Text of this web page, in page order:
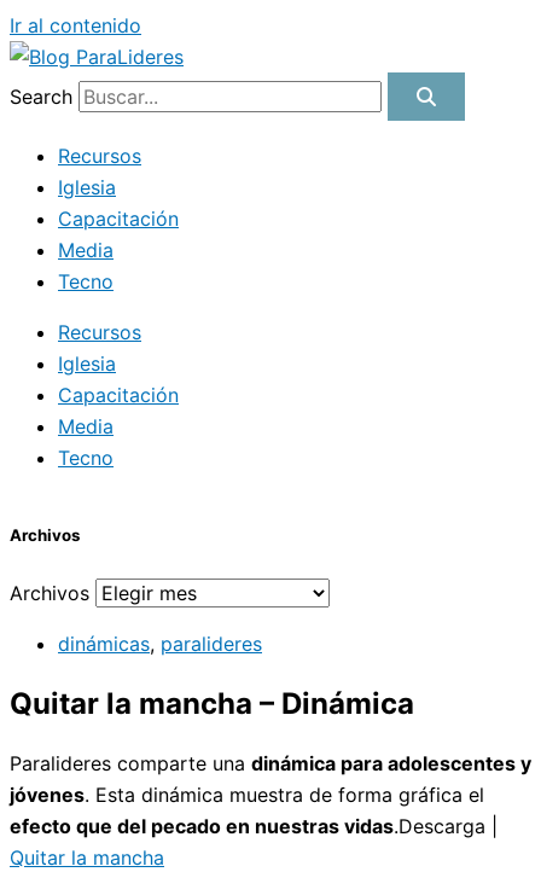
Ir al contenido
Search
Recursos
Iglesia
Capacitación
Media
Tecno
Recursos
Iglesia
Capacitación
Media
Tecno
Archivos
Archivos
dinámicas, paralideres
Quitar la mancha – Dinámica
Paralideres comparte una dinámica para adolescentes y
jóvenes. Esta dinámica muestra de forma gráfica el
efecto que del pecado en nuestras vidas.Descarga |
Quitar la mancha